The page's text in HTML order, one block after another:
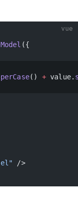
vue
({
() + value.
/>